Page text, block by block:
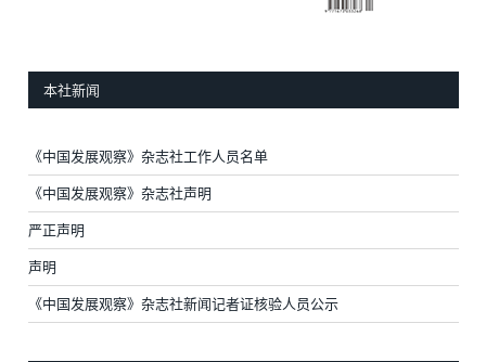
本社新闻
《中国发展观察》杂志社工作人员名单
《中国发展观察》杂志社声明
严正声明
声明
《中国发展观察》杂志社新闻记者证核验人员公示